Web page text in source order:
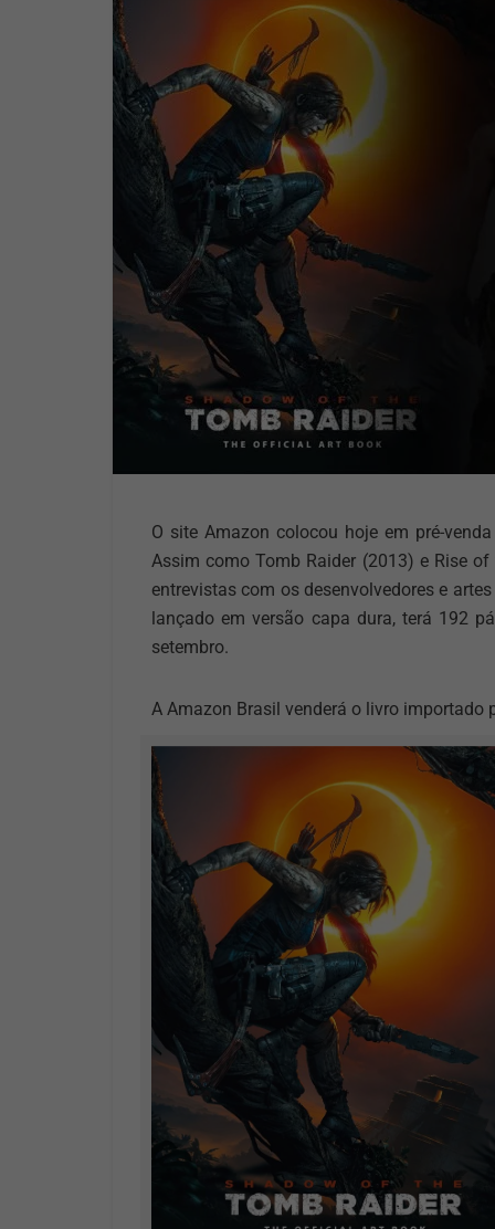
O site Amazon colocou hoje em pré-
Assim como Tomb Raider (2013) e Rise of
entrevistas com os desenvolvedores e
lançado em versão capa dura, terá 192
setembro.
A Amazon Brasil venderá o livro importado